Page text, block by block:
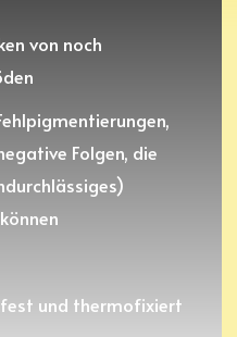
von noch
Folgen, die
und thermofixiert